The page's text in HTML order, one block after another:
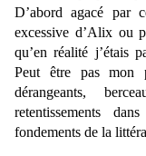
D’abord agacé par
excessive d’Alix ou
qu’en réalité j’étais
Peut être pas mon
dérangeants,
retentissements
fondements de la